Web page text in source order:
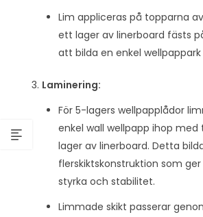
Lim appliceras på topparna
ett lager av linerboard fästs
att bilda en enkel
Laminering:
För 5-lagers wellpapplådor
enkel wall wellpapp ihop
lager av linerboard. Detta
flerskiktskonstruktion som
styrka och stabilitet.
Limmade skikt passerar